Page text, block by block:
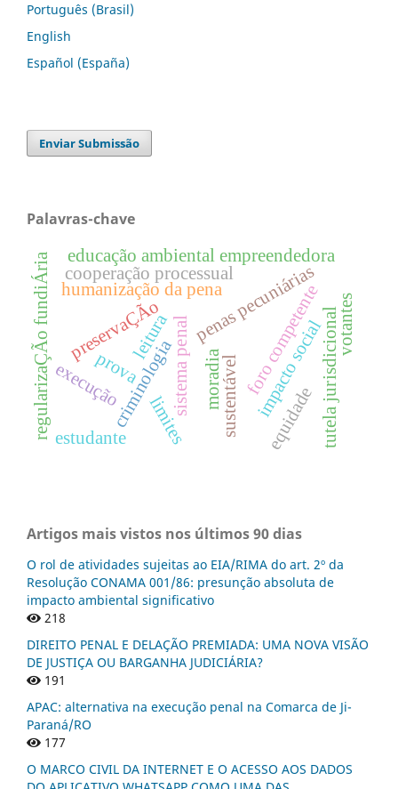
Português (Brasil)
English
Español (España)
Enviar Submissão
Palavras-chave
penas pecuniárias
preservaÇÃo
criminologia
educação ambiental empreendedora
sustentável
leitura
humanização da pena
regularizaÇÃo fundiÁria moradia
execução
cooperação processual
foro competentetutela jurisdicional
sistema penal impacto social
equidade
limites
prova
estudante
votantes
Artigos mais vistos nos últimos 90 dias
O rol de atividades sujeitas ao EIA/RIMA do art. 2º da
Resolução CONAMA 001/86: presunção absoluta de
impacto ambiental significativo
218
DIREITO PENAL E DELAÇÃO PREMIADA: UMA NOVA VISÃO
DE JUSTIÇA OU BARGANHA JUDICIÁRIA?
191
APAC: alternativa na execução penal na Comarca de Ji-
Paraná/RO
177
O MARCO CIVIL DA INTERNET E O ACESSO AOS DADOS